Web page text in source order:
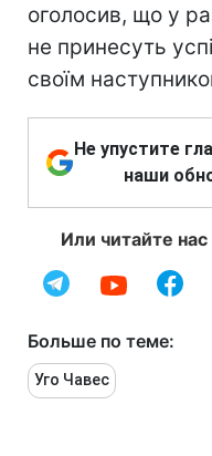
оголосив, що у
не принесуть
своїм
Не упустите
наши
Или читайте
Больше по теме:
Уго Чавес